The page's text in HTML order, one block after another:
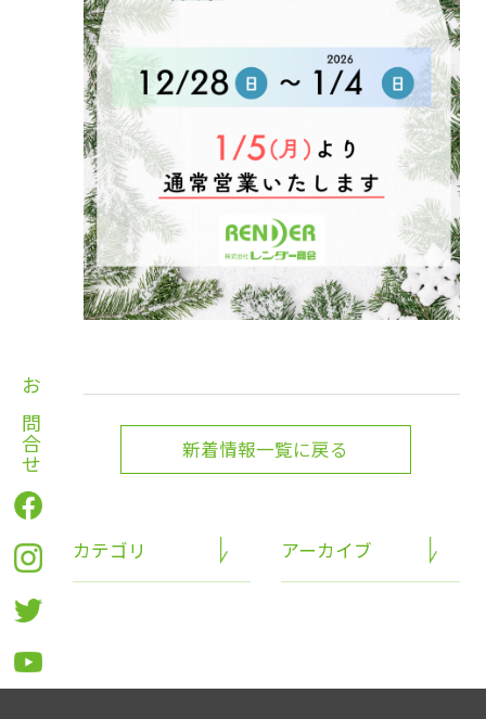
お問合せ
カテゴリ アーカイブ
新着情報一覧に戻る